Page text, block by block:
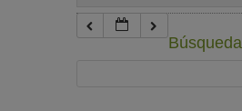
Búsqueda